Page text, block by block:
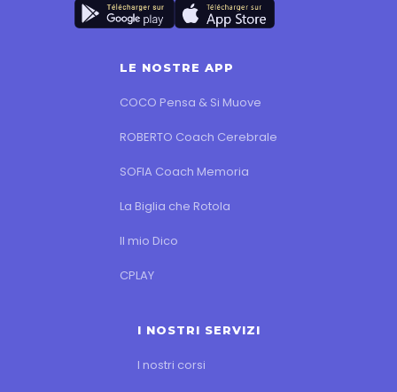
LE NOSTRE APP
COCO Pensa & Si Muove
ROBERTO Coach Cerebrale
SOFIA Coach Memoria
La Biglia che Rotola
Il mio Dico
CPLAY
I NOSTRI SERVIZI
I nostri corsi